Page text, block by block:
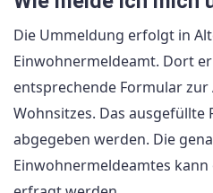
Die Ummeldung erfolgt in
Einwohnermeldeamt. Dort
entsprechende Formular zur
Wohnsitzes. Das
abgegeben werden. Die
Einwohnermeldeamtes